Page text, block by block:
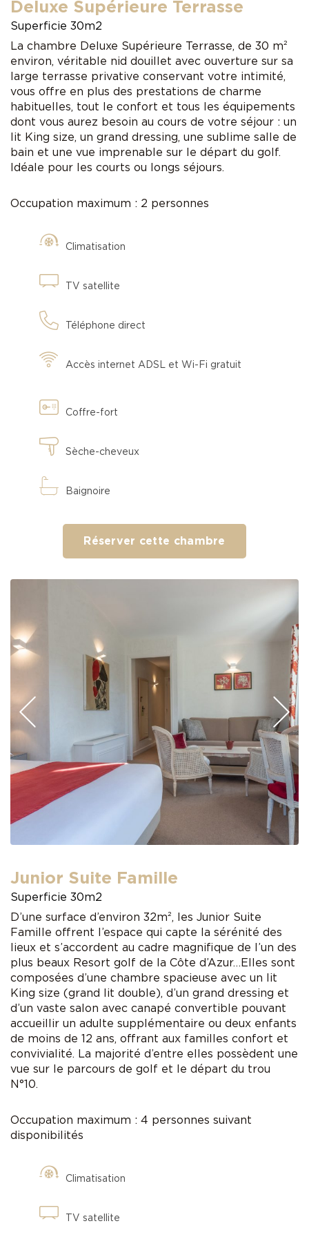
Deluxe Supérieure Terrasse
Superficie 30m2
La chambre Deluxe Supérieure Terrasse, de 30 m²
environ, véritable nid douillet avec ouverture sur sa
large terrasse privative conservant votre intimité,
vous offre en plus des prestations de charme
habituelles, tout le confort et tous les équipements
dont vous aurez besoin au cours de votre séjour : un
lit King size, un grand dressing, une sublime salle de
bain et une vue imprenable sur le départ du golf.
Idéale pour les courts ou longs séjours.
Occupation maximum : 2 personnes
Climatisation
TV satellite
Téléphone direct
Accès internet ADSL et Wi-Fi gratuit
Coffre-fort
Sèche-cheveux
Baignoire
Réserver cette chambre
Précédent
Junior Suite Famille
Superficie 30m2
D’une surface d’environ 32m², les Junior Suite
Famille offrent l’espace qui capte la sérénité des
lieux et s’accordent au cadre magnifique de l’un des
plus beaux Resort golf de la Côte d’Azur…Elles sont
composées d’une chambre spacieuse avec un lit
King size (grand lit double), d’un grand dressing et
d’un vaste salon avec canapé convertible pouvant
accueillir un adulte supplémentaire ou deux enfants
de moins de 12 ans, offrant aux familles confort et
convivialité. La majorité d’entre elles possèdent une
vue sur le parcours de golf et le départ du trou
N°10.
Occupation maximum : 4 personnes suivant
disponibilités
Climatisation
TV satellite